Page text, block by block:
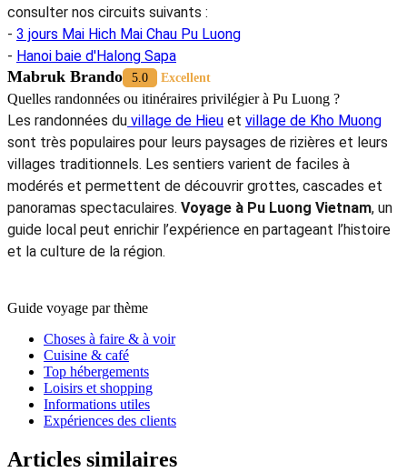
consulter nos circuits suivants :
- 3 jours Mai Hich Mai Chau Pu Luong
- Hanoi baie d'Halong Sapa
Mabruk Brando 5.0 Excellent
Quelles randonnées ou itinéraires privilégier à Pu Luong ?
Les randonnées du village de Hieu et village de Kho Muong
sont très populaires pour leurs paysages de rizières et leurs
villages traditionnels. Les sentiers varient de faciles à
modérés et permettent de découvrir grottes, cascades et
panoramas spectaculaires. Voyage à Pu Luong Vietnam, un
guide local peut enrichir l’expérience en partageant l’histoire
et la culture de la région.
Guide voyage par thème
Choses à faire & à voir
Cuisine & café
Top hébergements
Loisirs et shopping
Informations utiles
Expériences des clients
Articles similaires